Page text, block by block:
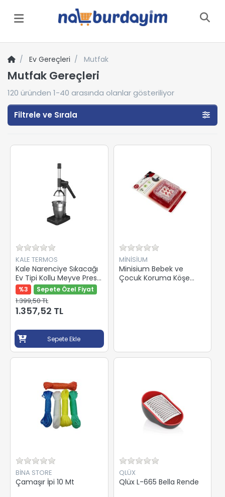
Menü
Ev Gereçleri Mutfak
Mutfak Gereçleri
120 üründen 1-40 arasında olanlar gösteriliyor
Filtrele ve Sırala
KALE TERMOS
Kale Narenciye Sıkacağı
Ev Tipi Kollu Meyve Presi
1702 Klasik
%3 Sepete Özel Fiyat
1.399,50 TL
1.357,52 TL
Sepete Ekle
MİNİSİUM
Minisium Bebek ve
Çocuk Koruma Köşe
BİNA STORE
Çamaşır İpi 10 Mt
QLÜX
Qlüx L-665 Bella Rende